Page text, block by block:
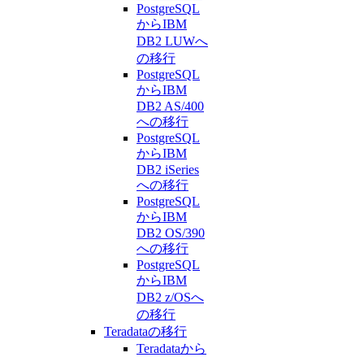
PostgreSQL
からIBM
DB2 LUWへ
の移行
PostgreSQL
からIBM
DB2 AS/400
への移行
PostgreSQL
からIBM
DB2 iSeries
への移行
PostgreSQL
からIBM
DB2 OS/390
への移行
PostgreSQL
からIBM
DB2 z/OSへ
の移行
Teradataの移行
Teradataから